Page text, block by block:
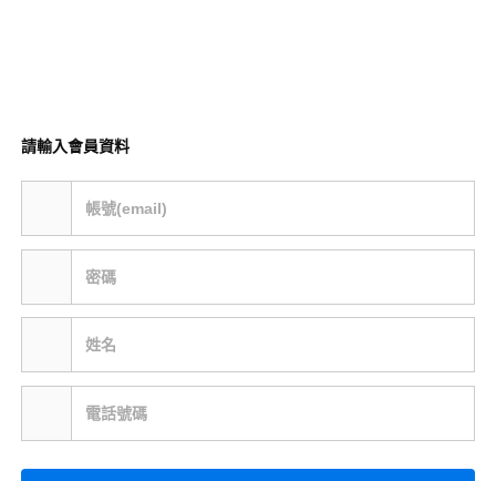
請輸入會員資料
帳號(email)
密碼
姓名
電話號碼